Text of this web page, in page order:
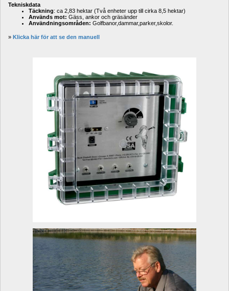
Tekniskdata
Täckning: ca 2,83 hektar (Två enheter upp till cirka 8,5 hektar)
Används mot: Gäss, ankor och gräsänder
Användningsområden: Golfbanor,dammar,parker,skolor.
» Klicka här för att se den manuell